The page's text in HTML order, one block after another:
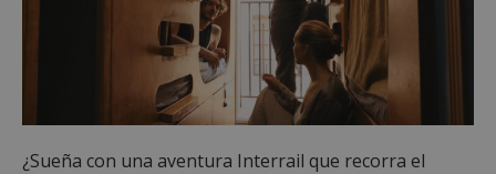
¿Sueña con una aventura Interrail que recorra el